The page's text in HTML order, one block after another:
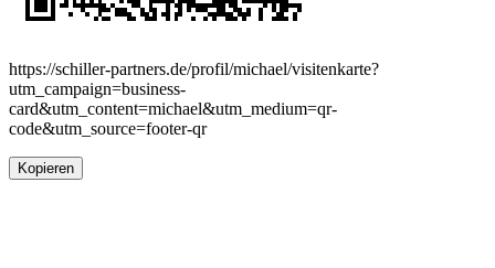
https://schiller-partners.de/profil/michael/visitenkarte?
utm_campaign=business-
card&utm_content=michael&utm_medium=qr-
code&utm_source=footer-qr
Kopieren